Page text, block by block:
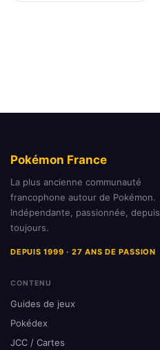
Pokémon France
La plus ancienne communauté
francophone autour de Pokémon.
Indépendante, passionnée, depuis
toujours.
DEPUIS 1999 · 27 ANS DE PASSION
CONTENU
Guides de jeux
Pokédex
JCC / Cartes